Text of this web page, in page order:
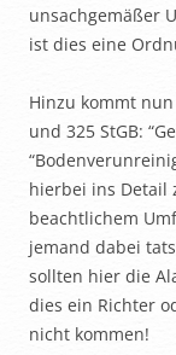
unsachgemäßer
ist dies eine
Hinzu kommt
und 325 StGB:
hierbei ins Detail
beachtlichem
jemand dabei
sollten hier die
dies ein Richter
nicht kommen!